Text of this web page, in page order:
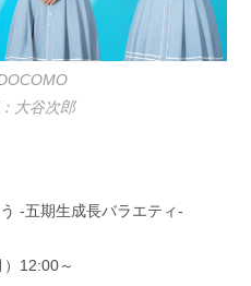
大谷次郎
-五期生成長バラエティ-
12:00～